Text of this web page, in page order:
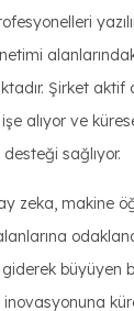
Şirket aktif
alıyor ve
sağlıyor.
zeka, makine
büyüyen